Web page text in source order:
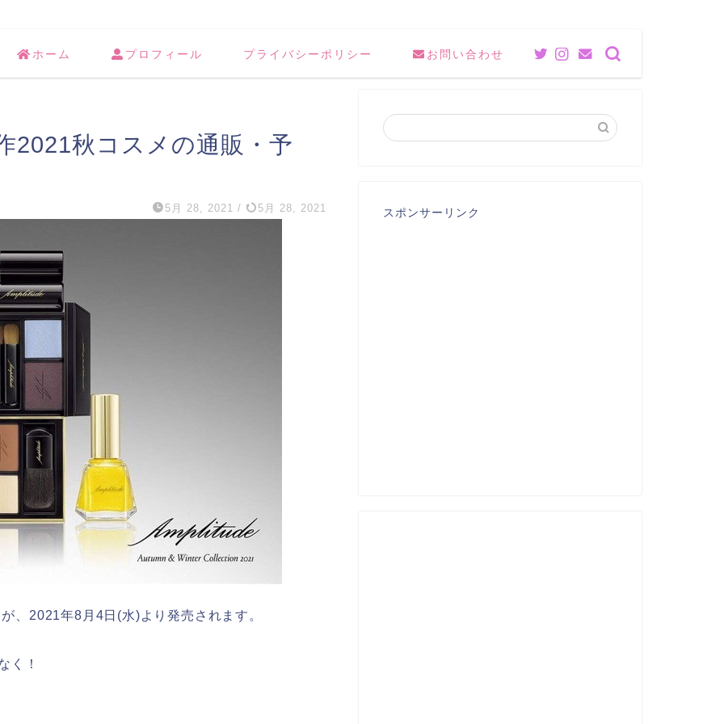
ホーム プロフィール プライバシーポリシー お問い合わせ
2021秋コスメの通販・予
5月 28, 2021 / 5月 28, 2021
、2021年8月4日(水)より発売されます。
く！
スポンサーリンク